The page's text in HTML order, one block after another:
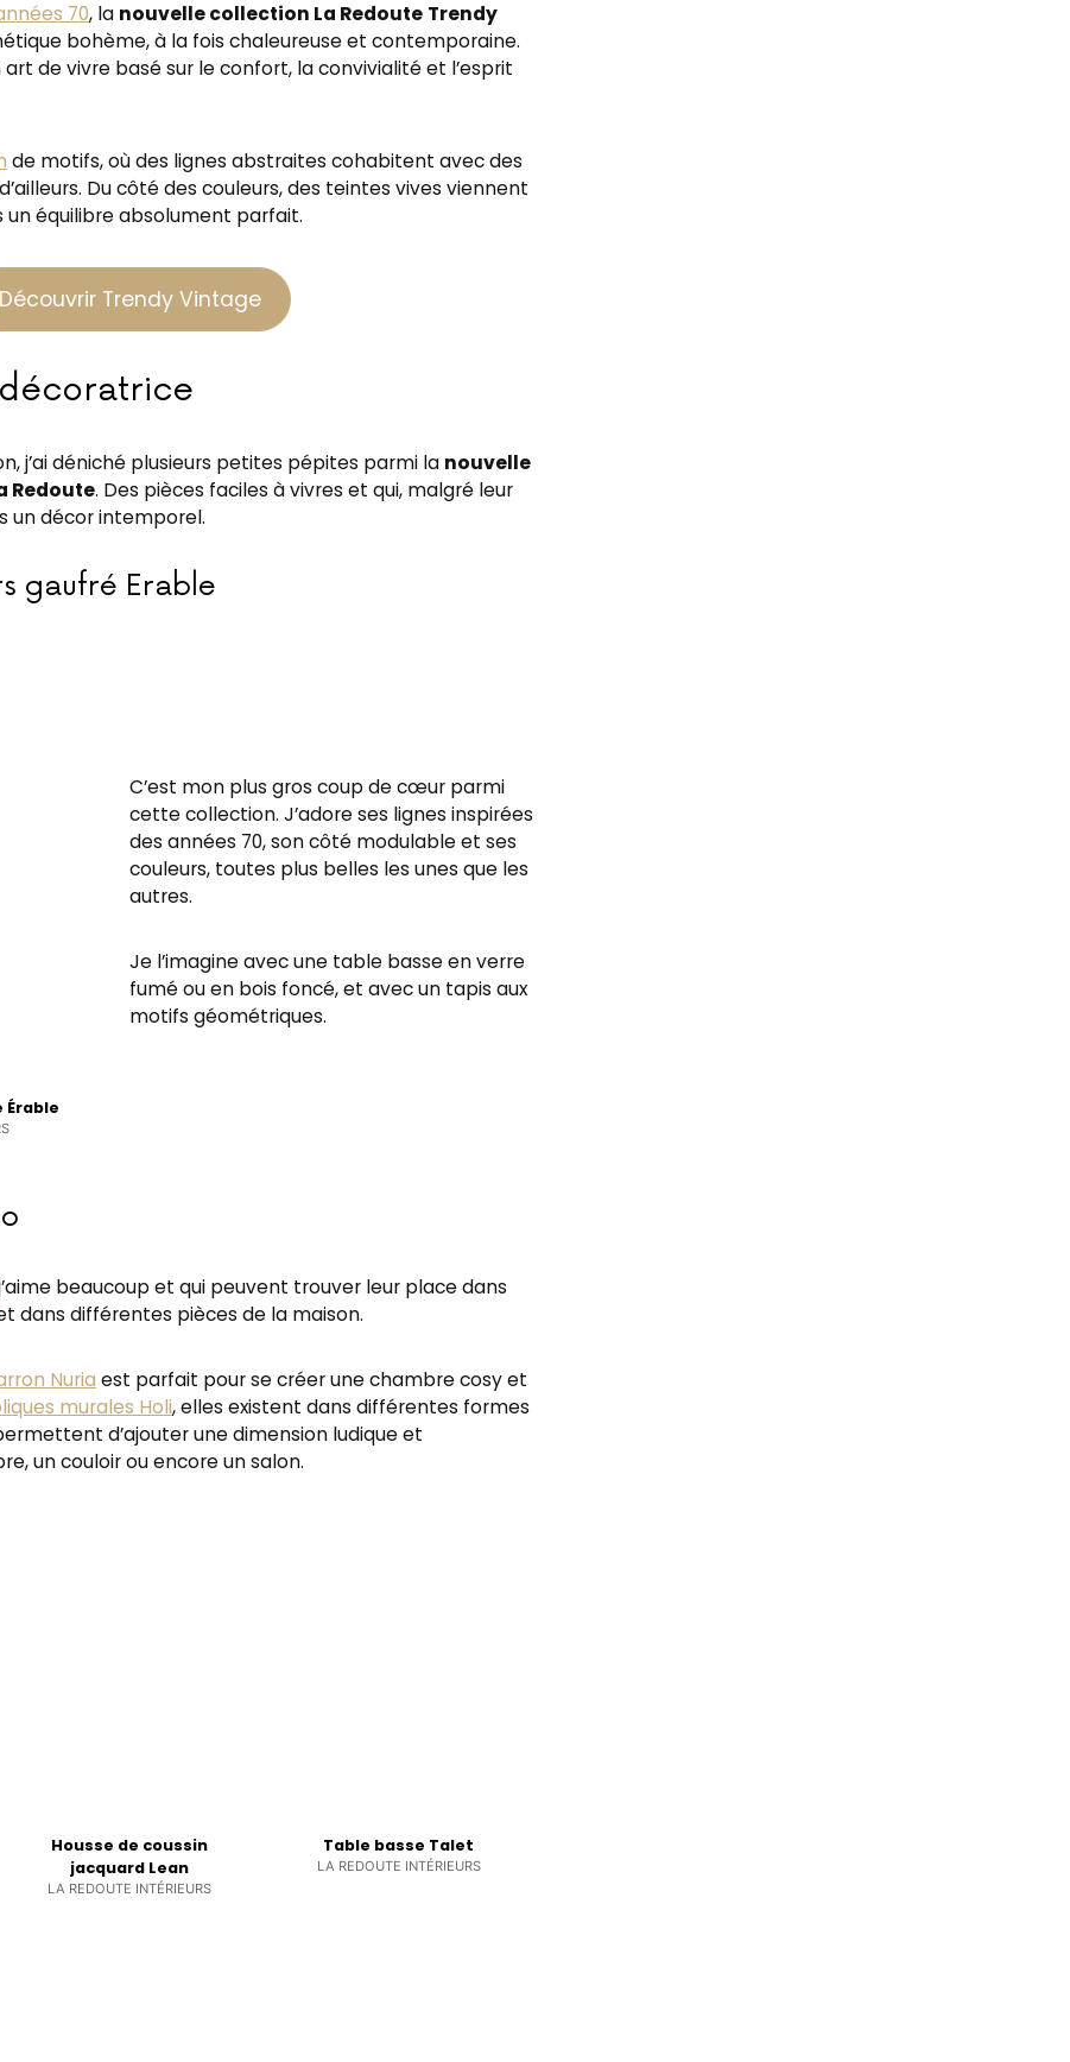
70, la nouvelle collection La Redoute Trendy
bohème, à la fois chaleureuse et contemporaine.
de vivre basé sur le confort, la convivialité et l’esprit
de motifs, où des lignes abstraites cohabitent avec des
Du côté des couleurs, des teintes vives viennent
équilibre absolument parfait.
Découvrir Trendy Vintage
j’ai déniché plusieurs petites pépites parmi la nouvelle
Redoute. Des pièces faciles à vivres et qui, malgré leur
un décor intemporel.
gaufré Erable
Érable
C’est mon plus gros coup de cœur parmi
cette collection. J’adore ses lignes inspirées
des années 70, son côté modulable et ses
couleurs, toutes plus belles les unes que les
autres.
Je l’imagine avec une table basse en verre
fumé ou en bois foncé, et avec un tapis aux
motifs géométriques.
beaucoup et qui peuvent trouver leur place dans
dans différentes pièces de la maison.
Nuria est parfait pour se créer une chambre cosy et
murales Holi, elles existent dans différentes formes
d’ajouter une dimension ludique et
un couloir ou encore un salon.
Housse de coussin
jacquard Lean
LA REDOUTE INTÉRIEURS
Table basse Talet
LA REDOUTE INTÉRIEURS